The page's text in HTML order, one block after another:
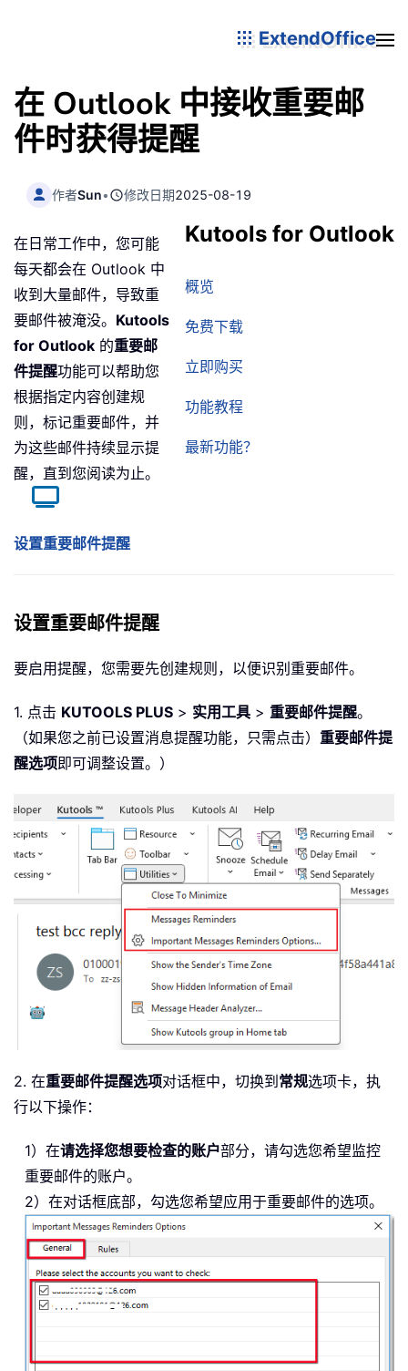
ExtendOffice
在 Outlook 中接收重要邮
件时获得提醒
作者Sun• 修改日期2025-08-19
Kutools for Outlook
概览
免费下载
立即购买
功能教程
最新功能？
在日常工作中，您可能
每天都会在 Outlook 中
收到大量邮件，导致重
要邮件被淹没。 Kutools
for Outlook 的重要邮
件提醒功能可以帮助您
根据指定内容创建规
则，标记重要邮件，并
为这些邮件持续显示提
醒，直到您阅读为止。
设置重要邮件提醒
设置重要邮件提醒
要启用提醒，您需要先创建规则，以便识别重要邮件。
1. 点击 KUTOOLS PLUS > 实用工具 > 重要邮件提醒。
（如果您之前已设置消息提醒功能，只需点击） 重要邮件提
醒选项即可调整设置。）
2. 在重要邮件提醒选项对话框中，切换到常规选项卡，执
行以下操作：
1）在请选择您想要检查的账户部分，请勾选您希望监控
重要邮件的账户。
2）在对话框底部，勾选您希望应用于重要邮件的选项。